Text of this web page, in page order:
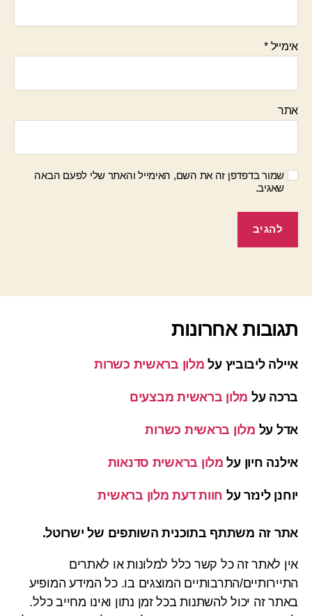
אימייל*
אתר
שמור בדפדפן זה את השם, האימייל והאתר שלי לפעם הבאה
שאגיב.
תגובות אחרונות
איילה ליבוביץ על מלון בראשית כשרות
ברכה על מלון בראשית מבצעים
אדל על מלון בראשית כשרות
אילנה חיון על מלון בראשית סדנאות
יוחנן לינזר על חוות דעת מלון בראשית
אתר זה משתתף בתוכנית השותפים של ישרוטל.
אין לאתר זה כל קשר כלל למלונות או לאתרים
התיירותיים/התרבותיים המוצגים בו. כל המידע המופיע
באתר זה יכול להשתנות בכל זמן נתון ואינו מחייב כלל.